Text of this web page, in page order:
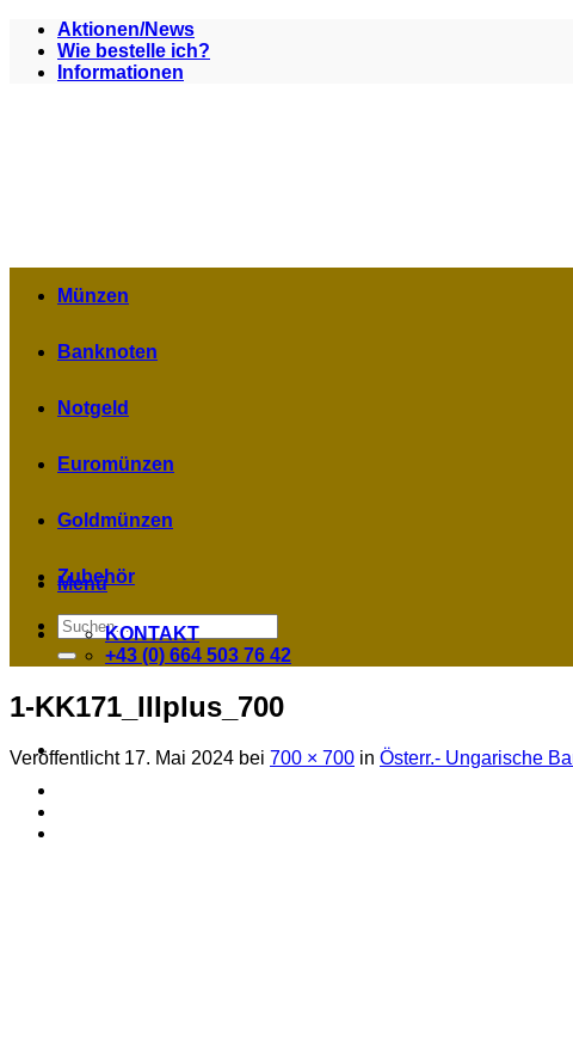
Zum
Inhalt
springen
Aktionen/News
Wie bestelle ich?
Informationen
Menü
Suchen
nach:
Münzen
Banknoten
Notgeld
Euromünzen
Goldmünzen
Zubehör
KONTAKT
+43 (0) 664 503 76 42
1-KK171_IIIplus_700
Veröffentlicht 17. Mai 2024 bei 700 × 700 in Österr.- Ungarische